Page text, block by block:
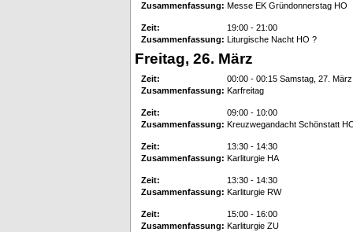
Zusammenfassung: Messe EK Gründonnerstag HO
Zeit:
19:00 - 21:00
Zusammenfassung: Liturgische Nacht HO ?
Freitag, 26. März
Zeit:
00:00 - 00:15 Samstag, 27. März
Zusammenfassung: Karfreitag
Zeit:
09:00 - 10:00
Zusammenfassung: Kreuzwegandacht Schönstatt
Zeit:
13:30 - 14:30
Zusammenfassung: Karliturgie HA
Zeit:
13:30 - 14:30
Zusammenfassung: Karliturgie RW
Zeit:
15:00 - 16:00
Zusammenfassung: Karliturgie ZU